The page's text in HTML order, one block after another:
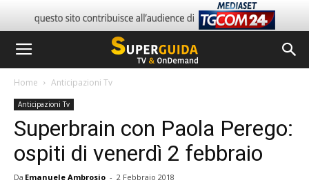
Home Anticipazioni Tv
Anticipazioni Tv
Superbrain con Paola Perego:
ospiti di venerdì 2 febbraio
Da Emanuele Ambrosio - 2 Febbraio 2018